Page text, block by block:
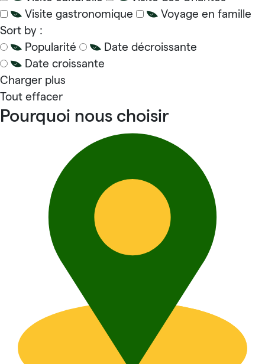
Visite gastronomique
Voyage en famille
Sort by :
Popularité
Date décroissante
Date croissante
Charger plus
Tout effacer
Pourquoi nous choisir